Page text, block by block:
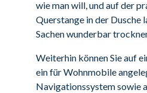
wie man will, und auf der
Querstange in der Dusche
Sachen wunderbar
Weiterhin können Sie auf
ein für Wohnmobile
Navigationssystem sowie